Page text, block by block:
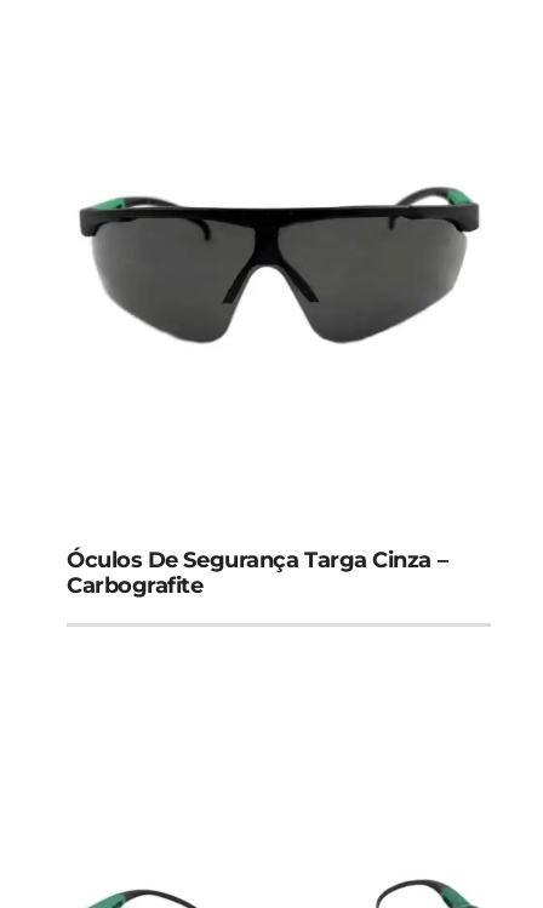
Óculos De Segurança Targa Cinza –
Carbografite